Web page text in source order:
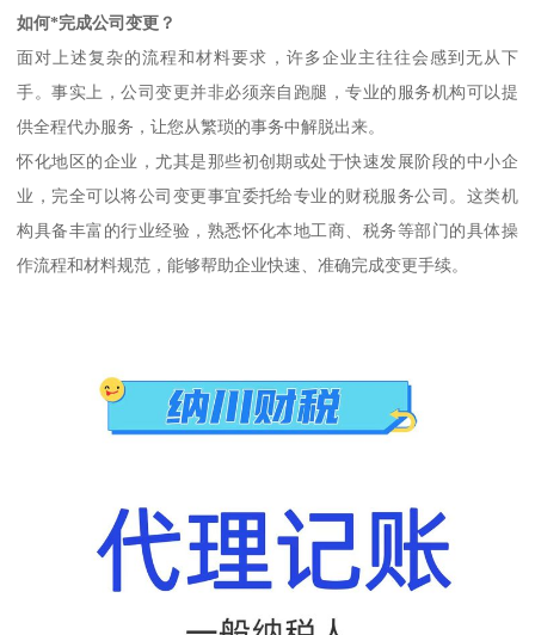
如何*完成公司变更？
面对上述复杂的流程和材料要求，许多企业主往往会感到无从下
手。事实上，公司变更并非必须亲自跑腿，专业的服务机构可以提
供全程代办服务，让您从繁琐的事务中解脱出来。
怀化地区的企业，尤其是那些初创期或处于快速发展阶段的中小企
业，完全可以将公司变更事宜委托给专业的财税服务公司。这类机
构具备丰富的行业经验，熟悉怀化本地工商、税务等部门的具体操
作流程和材料规范，能够帮助企业快速、准确完成变更手续。